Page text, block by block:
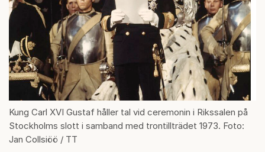
Kung Carl XVI Gustaf håller tal vid ceremonin i Rikssalen på
Stockholms slott i samband med trontillträdet 1973. Foto:
Jan Collsiöö / TT